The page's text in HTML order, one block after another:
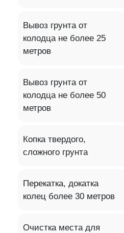
Вывоз грунта от
колодца не более 25
метров
Вывоз грунта от
колодца не более 50
метров
Копка твердого,
сложного грунта
Перекатка, докатка
колец более 30 метров
Очистка места для